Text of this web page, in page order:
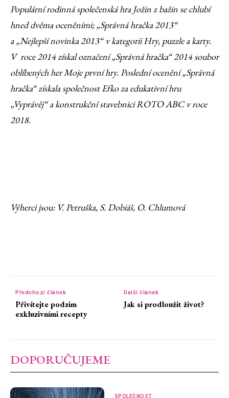
Populární rodinná společenská hra Jožin z bažin se chlubí
hned dvěma oceněními; „Správná hračka 2013“
a „Nejlepší novinka 2013“ v kategorii Hry, puzzle a karty.
V roce 2014 získal označení „Správná hračka“ 2014 soubor
oblíbených her Moje první hry. Poslední ocenění „Správná
hračka“ získala společnost Efko za edukativní hru
„Vyprávěj“ a konstrukční stavebnici ROTO ABC v roce
2018.
Výherci jsou: V. Petruška, S. Dobiáš, O. Chlumová
Předchozí článek
Přivítejte podzim
exkluzivními recepty
Další článek
Jak si prodloužit život?
DOPORUČUJEME
SPOLEČNOST